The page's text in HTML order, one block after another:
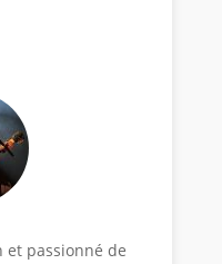
passionné de